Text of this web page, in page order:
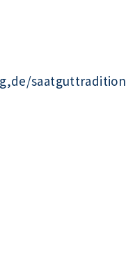
saatguttradition